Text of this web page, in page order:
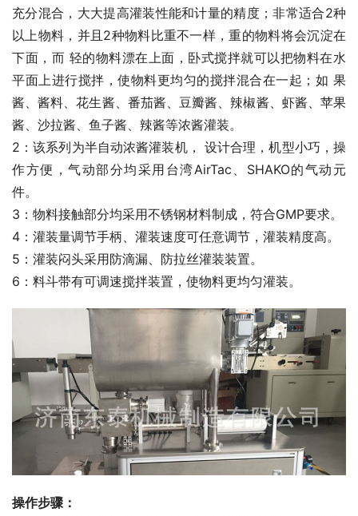
充分混合，大大提高灌装性能和计量的精度；非常适合2种
以上物料，并且2种物料比重不一样，重的物料将会沉淀在
下面，而 轻的物料漂在上面，卧式搅拌就可以把物料在水
平面上进行搅拌，使物料更均匀的搅拌混合在一起；如 果
酱、酱料、花生酱、番茄酱、豆瓣酱、辣椒酱、虾酱、苹果
酱、沙拉酱、鱼子酱、辣酱等浓酱灌装。
2：该系列为半自动浓酱灌装机， 设计合理，机型小巧，操
作方便，气动部分均采用台湾AirTac、SHAKO的气动元
件。
3：物料接触部分均采用不锈钢材料制成，符合GMP要求。
4：灌装量调节手柄、灌装速度可任意调节，灌装精度高。
5：灌装闷头采用防滴漏、防拉丝灌装装置。
6：料斗带有可调速搅拌装置，使物料更均匀灌装。
操作步骤：